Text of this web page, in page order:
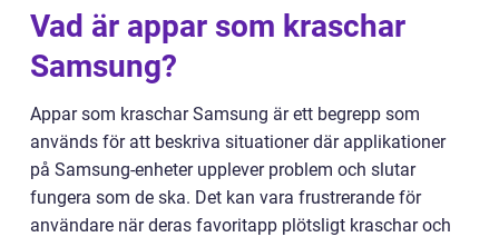
Vad är appar som kraschar
Samsung?
Appar som kraschar Samsung är ett begrepp som
används för att beskriva situationer där applikationer
på Samsung-enheter upplever problem och slutar
fungera som de ska. Det kan vara frustrerande för
användare när deras favoritapp plötsligt kraschar och